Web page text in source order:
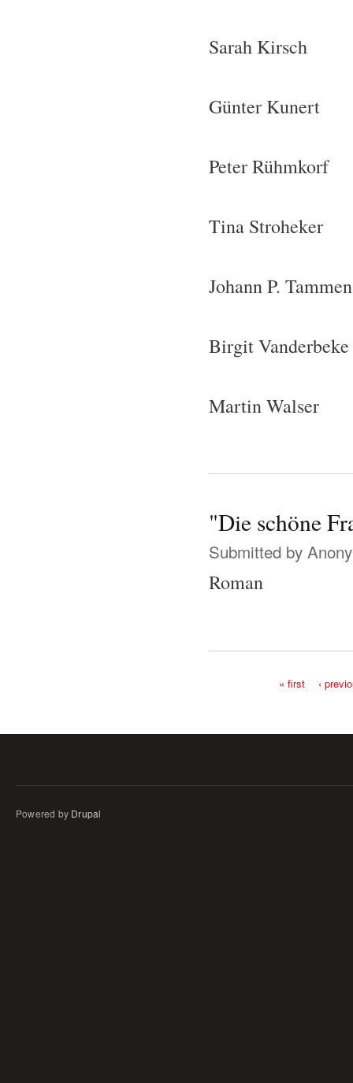
Sarah Kirsch
Günter Kunert
Peter Rühmkorf
Tina Stroheker
Johann P. Tammen
Birgit Vanderbeke
Martin Walser
"Die schöne
Submitted by
Roman
« first ‹
Powered by Drupal